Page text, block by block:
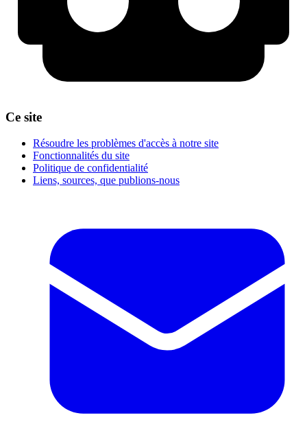
Ce site
Résoudre les problèmes d'accès à notre site
Fonctionnalités du site
Politique de confidentialité
Liens, sources, que publions-nous